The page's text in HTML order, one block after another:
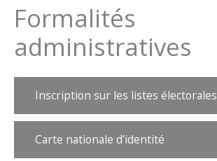
Formalités
administratives
Inscription sur les listes électorales
Carte nationale d’identité